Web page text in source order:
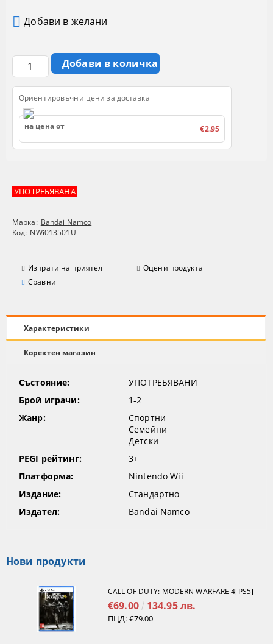
УПОТРЕБЯВАНА
Марка: Bandai Namco
Код: NWi013501U
Изпрати на приятел
Оцени продукта
Сравни
Добави в желани
Ориентировъчни цени за доставка
на цена от €2.95
Характеристики
Коректен магазин
Състояние:
УПОТРЕБЯВАНИ
Брой играчи:
1-2
Жанр:
Спортни
Семейни
Детски
PEGI рейтинг:
3+
Платформа:
Nintendo Wii
Издание:
Стандартно
Издател:
Bandai Namco
Нови продукти
CALL OF DUTY: MODERN WARFARE 4[PS5]
€69.00 134.95 лв.
ПЦД: €79.00